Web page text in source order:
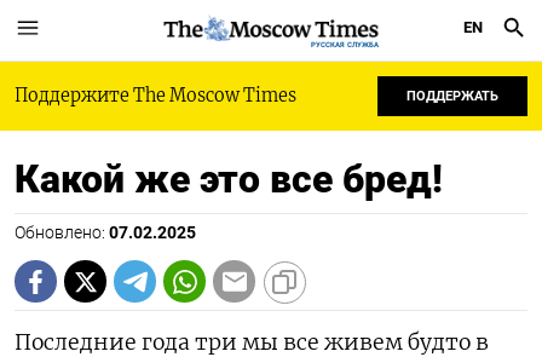
РУССКАЯ СЛУЖБА
EN
Поддержите The Moscow Times ПОДДЕРЖАТЬ
Какой же это все бред!
Обновлено: 07.02.2025
Последние года три мы все живем будто в